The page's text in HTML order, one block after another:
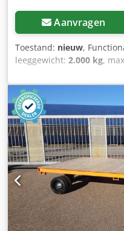
Aanvragen
Toestand: nieuw,
leeggewicht: 2.000 kg,
,
registratie:08/2025,
laadruimte lengte:
mm, laadruimtehoogte:
Bouwjaar:2025, Zwaar
transportwagen met een
het laadvlak bij 6 km/u
Banden: Volrubber
dubbelzijdig conisch
verstelbare spoor- en
Transportvloer: 40 mm
geschroefd Trekdissel:
trekoog van 40 mm Lak: